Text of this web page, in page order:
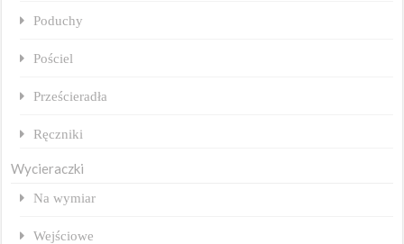
Poduchy
Pościel
Prześcieradła
Ręczniki
Wycieraczki
Na wymiar
Wejściowe